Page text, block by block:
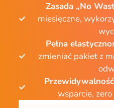
Zasada „No
miesięczne,
Pełna
zmieniać pakiet z
wsparcie,